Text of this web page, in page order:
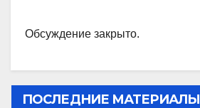
Обсуждение закрыто.
ПОСЛЕДНИЕ МАТЕРИАЛЫ